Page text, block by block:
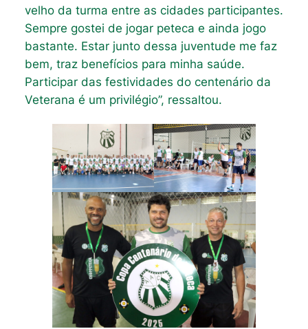
velho da turma entre as cidades participantes.
Sempre gostei de jogar peteca e ainda jogo
bastante. Estar junto dessa juventude me faz
bem, traz benefícios para minha saúde.
Participar das festividades do centenário da
Veterana é um privilégio”, ressaltou.